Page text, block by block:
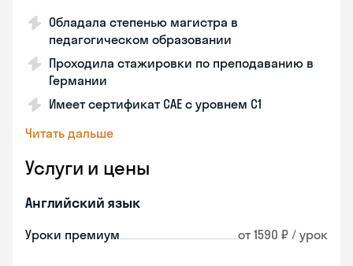
Обладала степенью магистра в
педагогическом образовании
Проходила стажировки по преподаванию в
Германии
Имеет сертификат САЕ с уровнем С1
Читать дальше
Услуги и цены
Английский язык
Уроки премиум от 1590 ₽ / урок